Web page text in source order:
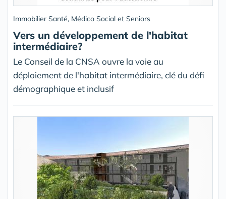
Immobilier Santé, Médico Social et Seniors
Vers un développement de l'habitat
intermédiaire?
Le Conseil de la CNSA ouvre la voie au
déploiement de l'habitat intermédiaire, clé du défi
démographique et inclusif